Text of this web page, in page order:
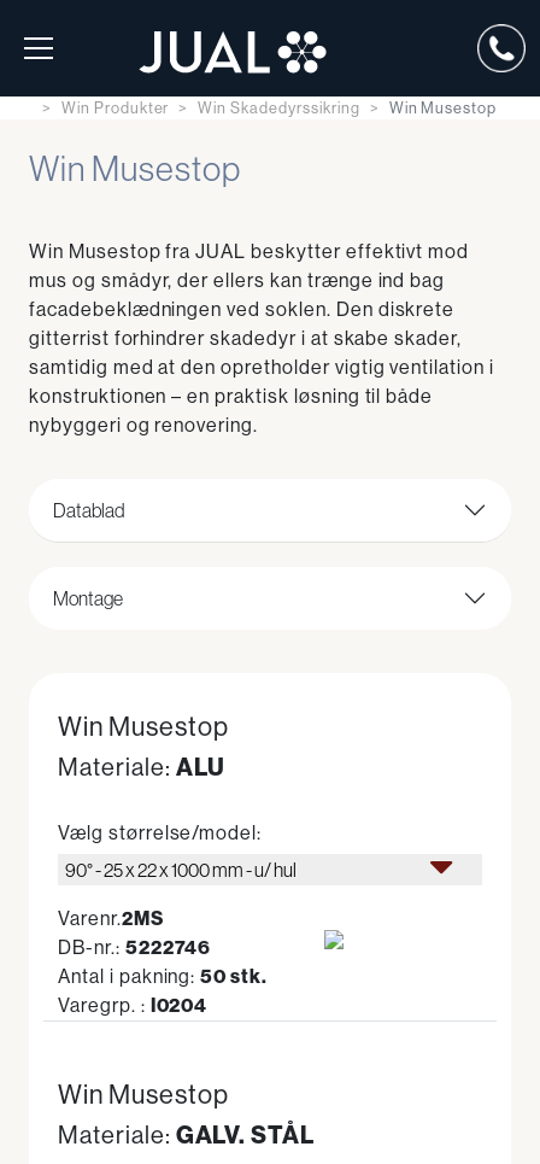
Win Produkter Win Skadedyrssikring Win Musestop
Win Musestop
Win Musestop fra JUAL beskytter effektivt mod
mus og smådyr, der ellers kan trænge ind bag
facadebeklædningen ved soklen. Den diskrete
gitterrist forhindrer skadedyr i at skabe skader,
samtidig med at den opretholder vigtig ventilation i
konstruktionen – en praktisk løsning til både
nybyggeri og renovering.
Datablad
Montage
Win Musestop
Materiale: ALU
Vælg størrelse/model:
90° - 25 x 22 x 1000 mm - u/ hul
Varenr.2MS
DB-nr.: 5222746
Antal i pakning:50 stk.
Varegrp. : I0204
Win Musestop
Materiale: GALV. STÅL